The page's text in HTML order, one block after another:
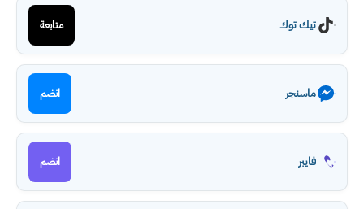
تيك توك متابعة
ماسنجر انضم
فايبر انضم